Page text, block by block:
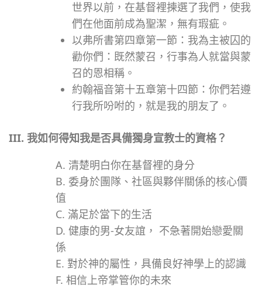
世界以前，在基督裡揀選了我們，使我
們在他面前成為聖潔，無有瑕疵。
以弗所書第四章第一節：我為主被囚的
勸你們：既然蒙召，行事為人就當與蒙
召的恩相稱。
約翰福音第十五章第十四節：你們若遵
行我所吩咐的，就是我的朋友了。
III. 我如何得知我是否具備獨身宣教士的資格？
A. 清楚明白你在基督裡的身分
B. 委身於團隊、社區與夥伴關係的核心價
值
C. 滿足於當下的生活
D. 健康的男-女友誼 ， 不急著開始戀愛關
係
E. 對於神的屬性，具備良好神學上的認識
F. 相信 上帝掌管你的未來